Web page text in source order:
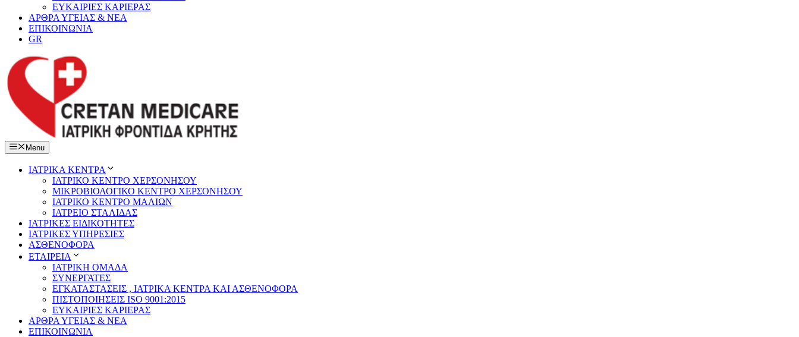
ΕΥΚΑΙΡΙΕΣ ΚΑΡΙΕΡΑΣ
ΑΡΘΡΑ ΥΓΕΙΑΣ & ΝΕΑ
ΕΠΙΚΟΙΝΩΝΙΑ
GR
Menu
ΙΑΤΡΙΚΑ ΚΕΝΤΡΑ
ΙΑΤΡΙΚΟ ΚΕΝΤΡΟ ΧΕΡΣΟΝΗΣΟΥ
ΜΙΚΡΟΒΙΟΛΟΓΙΚΟ ΚΕΝΤΡΟ ΧΕΡΣΟΝΗΣΟΥ
ΙΑΤΡΙΚΟ ΚΕΝΤΡΟ ΜΑΛΙΩΝ
ΙΑΤΡΕΙΟ ΣΤΑΛΙΔΑΣ
ΙΑΤΡΙΚΕΣ ΕΙΔΙΚΟΤΗΤΕΣ
ΙΑΤΡΙΚΕΣ ΥΠΗΡΕΣΙΕΣ
ΑΣΘΕΝΟΦΟΡΑ
ΕΤΑΙΡΕΙΑ
ΙΑΤΡΙΚΗ ΟΜΑΔΑ
ΣΥΝΕΡΓΑΤΕΣ
ΕΓΚΑΤΑΣΤΑΣΕΙΣ , ΙΑΤΡΙΚΑ ΚΕΝΤΡΑ ΚΑΙ ΑΣΘΕΝΟΦΟΡΑ
ΠΙΣΤΟΠΟΙΗΣΕΙΣ ISO 9001:2015
ΕΥΚΑΙΡΙΕΣ ΚΑΡΙΕΡΑΣ
ΑΡΘΡΑ ΥΓΕΙΑΣ & ΝΕΑ
ΕΠΙΚΟΙΝΩΝΙΑ